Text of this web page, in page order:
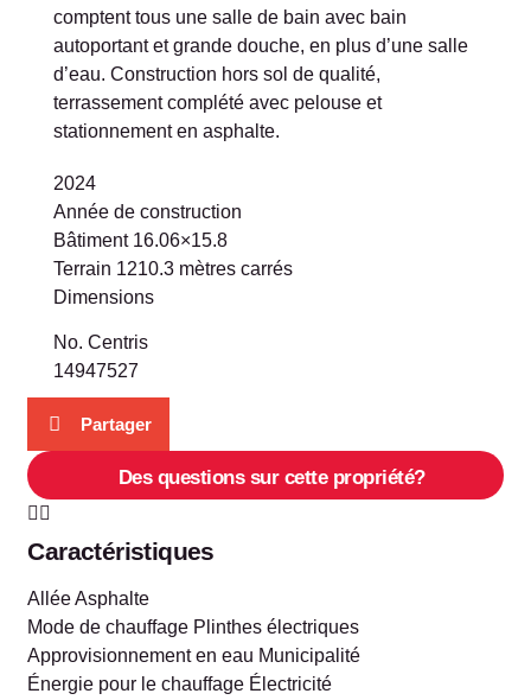
comptent tous une salle de bain avec bain
autoportant et grande douche, en plus d’une salle
d’eau. Construction hors sol de qualité,
terrassement complété avec pelouse et
stationnement en asphalte.
2024
Année de construction
Bâtiment 16.06×15.8
Terrain 1210.3 mètres carrés
Dimensions
No. Centris
14947527
Partager
Des questions sur cette propriété?
Caractéristiques
Allée Asphalte
Mode de chauffage Plinthes électriques
Approvisionnement en eau Municipalité
Énergie pour le chauffage Électricité